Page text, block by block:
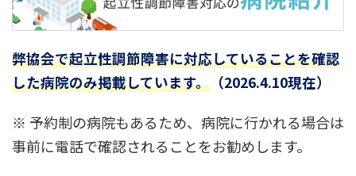
弊協会で起立性調節障害に対応していることを確認
した病院のみ掲載しています。 （2026.4.10現在）
※ 予約制の病院もあるため、病院に行かれる場合は
事前に電話で確認されることをお勧めします。